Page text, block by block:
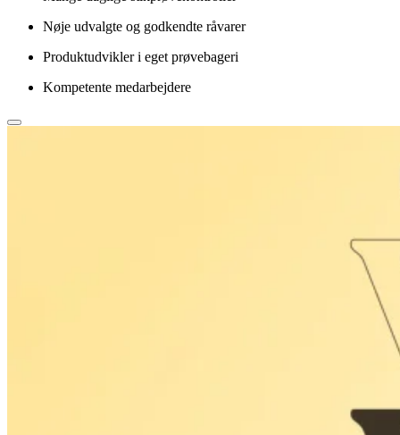
Nøje udvalgte og godkendte råvarer
Produktudvikler i eget prøvebageri
Kompetente medarbejdere